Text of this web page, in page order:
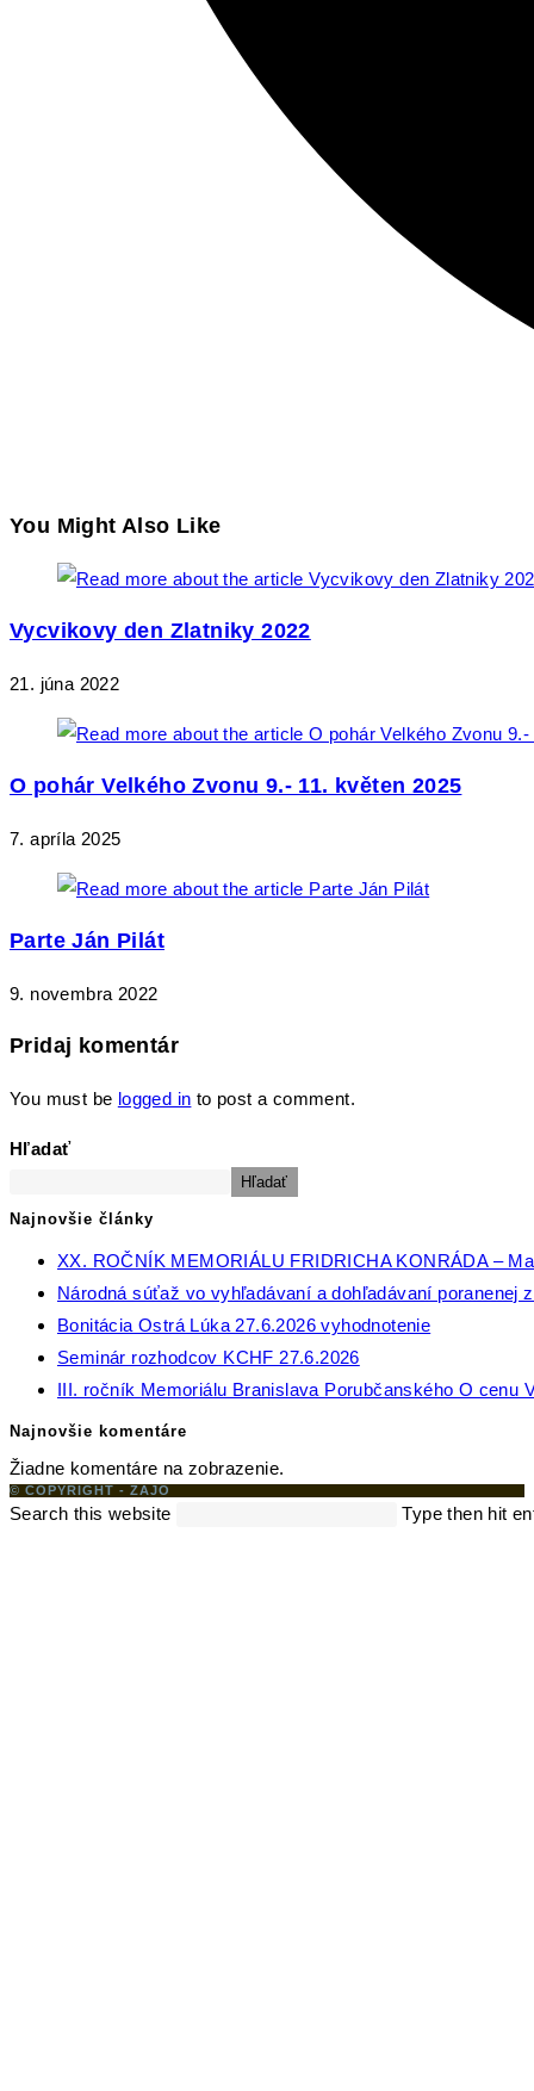
You Might Also Like
Vycvikovy den Zlatniky 2022
21. júna 2022
O pohár Velkého Zvonu 9.- 11. květen 2025
7. apríla 2025
Parte Ján Pilát
9. novembra 2022
Pridaj komentár
You must be logged in to post a comment.
Hľadať
Hľadať
Najnovšie články
XX. ROČNÍK MEMORIÁLU FRIDRICHA KONRÁDA –
Národná súťaž vo vyhľadávaní a dohľadávaní poranenej
Bonitácia Ostrá Lúka 27.6.2026 vyhodnotenie
Seminár rozhodcov KCHF 27.6.2026
III. ročník Memoriálu Branislava Porubčanského O cenu
Najnovšie komentáre
Žiadne komentáre na zobrazenie.
© COPYRIGHT - ZAJO
Search this website Type then hit